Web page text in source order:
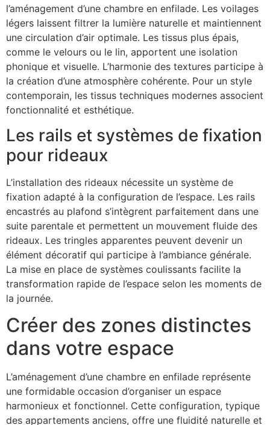
l’aménagement d’une chambre en enfilade. Les voilages
légers laissent filtrer la lumière naturelle et maintiennent
une circulation d’air optimale. Les tissus plus épais,
comme le velours ou le lin, apportent une isolation
phonique et visuelle. L’harmonie des textures participe à
la création d’une atmosphère cohérente. Pour un style
contemporain, les tissus techniques modernes associent
fonctionnalité et esthétique.
Les rails et systèmes de fixation
pour rideaux
L’installation des rideaux nécessite un système de
fixation adapté à la configuration de l’espace. Les rails
encastrés au plafond s’intègrent parfaitement dans une
suite parentale et permettent un mouvement fluide des
rideaux. Les tringles apparentes peuvent devenir un
élément décoratif qui participe à l’ambiance générale.
La mise en place de systèmes coulissants facilite la
transformation rapide de l’espace selon les moments de
la journée.
Créer des zones distinctes
dans votre espace
L’aménagement d’une chambre en enfilade représente
une formidable occasion d’organiser un espace
harmonieux et fonctionnel. Cette configuration, typique
des appartements anciens, offre une fluidité naturelle et